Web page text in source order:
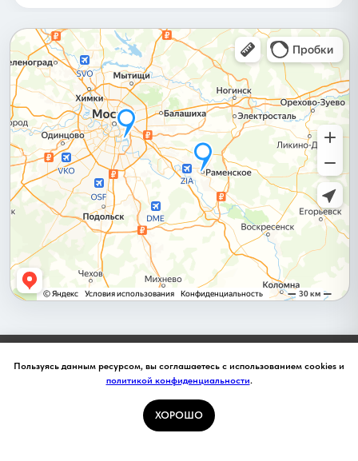
Пользуясь данным ресурсом, вы соглашаетесь с использованием cookies и
политикой конфиденциальности.
ХОРОШО
натяжные потолки от производителя, профиль, комплектующие,
расходники
О нас